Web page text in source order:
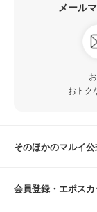
メール
おトク
そのほかのマルイ
会員登録・エポス